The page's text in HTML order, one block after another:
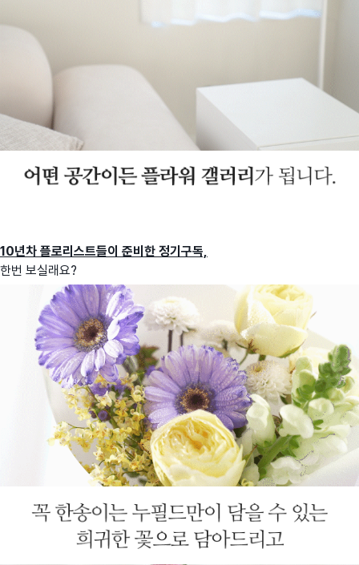
10년차 플로리스트들이 준비한 정기구독,
한번 보실래요?